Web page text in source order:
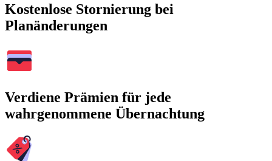
Kostenlose Stornierung bei
Planänderungen
Verdiene Prämien für jede
wahrgenommene Übernachtung